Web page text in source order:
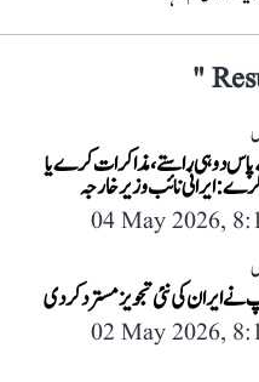
"
دو ہی راستے، مذاکرات کرے یا
ایرانی نائب وزیر خارجہ
04 May 2026,
ایران کی نئی تجویز مسترد کر دی
02 May 2026,